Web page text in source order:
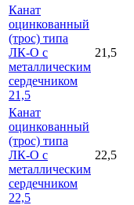
Канат
оцинкованный
(трос) типа
ЛК-О с
металлическим
сердечником
21,5
21,5
Канат
оцинкованный
(трос) типа
ЛК-О с
металлическим
сердечником
22,5
22,5